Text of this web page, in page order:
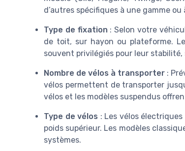
d’autres spécifiques à une gamme
Type de fixation : Selon votre
de toit, sur hayon ou plateforme.
souvent privilégiés pour leur
Nombre de vélos à transporter :
vélos permettent de transporter
vélos et les modèles suspendus
Type de vélos : Les vélos
poids supérieur. Les modèles
systèmes.